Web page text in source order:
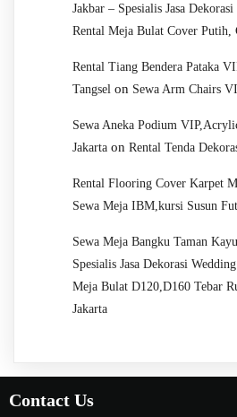
Jakbar – Spesialis Jasa
Rental Meja Bulat Cover Putih,
Rental Tiang Bendera Pataka
Tangsel on Sewa Arm Chairs
Sewa Aneka Podium
Jakarta on Rental Tenda
Rental Flooring Cover Karpet
Sewa Meja IBM,kursi Susun
Sewa Meja Bangku Taman
Spesialis Jasa Dekorasi
Meja Bulat D120,D160 Tebar
Jakarta
Contact Us